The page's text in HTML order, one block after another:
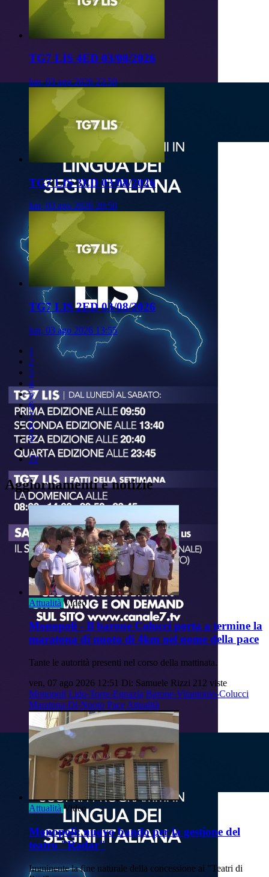
TG7 LIS 4ED 03/08/2026
lun, 03 ago 2026 23:50
TG7 LIS 3ED 03/08/2026
lun, 03 ago 2026 20:50
TG7 LIS 2ED 03/08/2026
lun, 03 ago 2026 13:55
1
2
3
4
5
6
7
8
9
..
22
Aggiornamenti e notizie
Attualità Video
Monopoli - Il barone Colucci porta a termine la
maratona di nuoto di 4km nel nome della pace
Tante le autorità presenti nel corso della mattinata.
ven, 07 ago 2026 12:51 Di: Samuele Rizzi 212 viste
Monopoli Lido-Torre-Egnazia Barone-Vitantonio-Colucci
Maratona-Di-Nuoto Pace Attualità
Attualità Video
Monopoli: nuovo bando per la gestione del
teatro "Radar"
Imminente la fine naturale della concessione ai "Teatri di